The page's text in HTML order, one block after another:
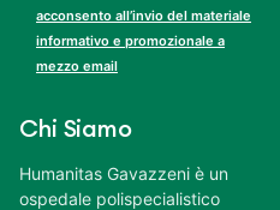
acconsento all’invio del materiale
informativo e promozionale a
mezzo email
Chi Siamo
Humanitas Gavazzeni è un
ospedale polispecialistico